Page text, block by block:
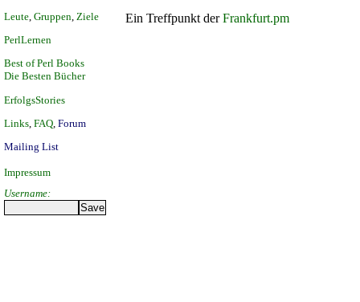
Leute Gruppen Ziele
PerlLernen
Best of Perl Books
Die Besten Bücher
ErfolgsStories
Links FAQ Forum
Mailing List
Impressum
Ein Treffpunkt derFrankfurt.pm
Username: